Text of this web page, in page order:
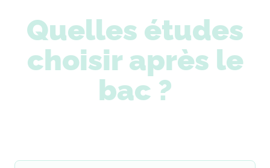
Quelles études
choisir après le
bac ?